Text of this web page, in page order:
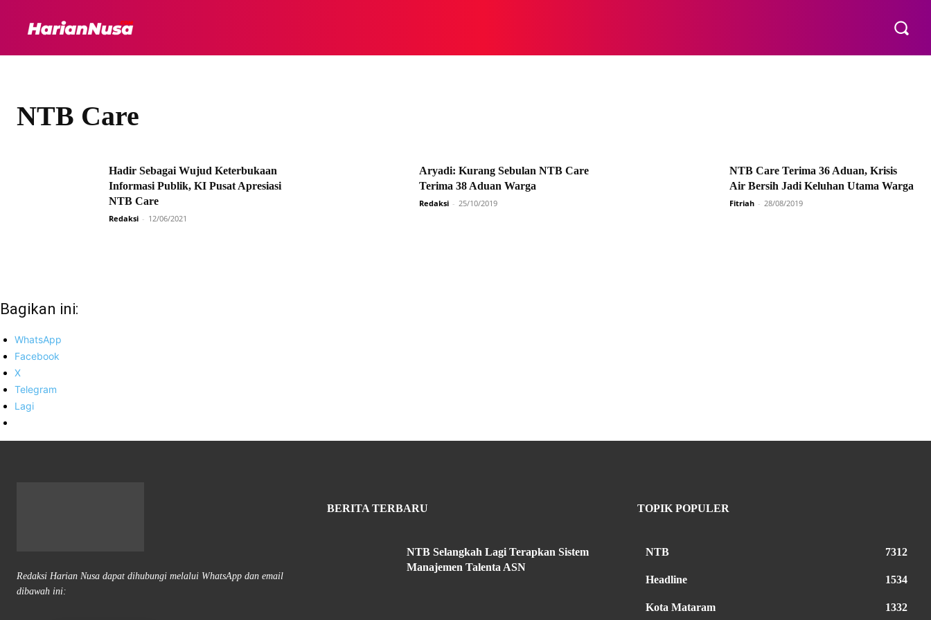
NTB Care
Hadir Sebagai Wujud Keterbukaan
Informasi Publik, KI Pusat Apresiasi
NTB Care
Redaksi - 12/06/2021
Aryadi: Kurang Sebulan NTB Care
Terima 38 Aduan Warga
Redaksi - 25/10/2019
NTB Care Terima 36 Aduan, Krisis
Air Bersih Jadi Keluhan Utama Warga
Fitriah - 28/08/2019
Bagikan ini:
WhatsApp
Facebook
X
Telegram
Lagi
Redaksi Harian Nusa dapat dihubungi melalui WhatsApp dan email
dibawah ini:
BERITA TERBARU
NTB Selangkah Lagi Terapkan Sistem
Manajemen Talenta ASN
TOPIK POPULER
NTB 7312
Headline 1534
Kota Mataram 1332